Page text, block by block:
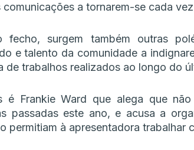
a tornarem-se cada
surgem também outras
e talento da comunidade a
de trabalhos realizados ao longo do
é Frankie Ward que alega que
passadas este ano, e acusa a
permitiam à apresentadora trabalhar